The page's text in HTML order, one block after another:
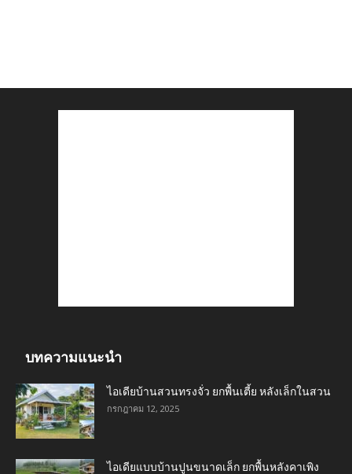
บทความแนะนำ
ไอเดียบ้านสวนทรงจั่ว ยกพื้นเตี้ย หลังเล็กในสวน
กรกฎาคม 12, 2025
ไอเดียแบบบ้านปูนขนาดเล็ก ยกพื้นหลังคาเพิง